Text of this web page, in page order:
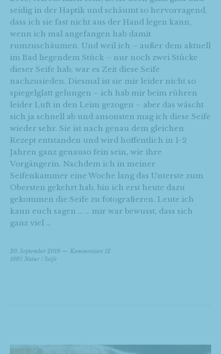
seidig in der Haptik und schäumt so hervorragend,
dass ich sie fast nicht aus der Hand legen kann,
wenn ich mal angefangen hab damit
rumzuschäumen. Und weil ich – außer dem aktuell
im Bad liegendem Stück – nur noch zwei Stücke
dieser Seife hab, war es Zeit diese Seife
nachzusieden. Diesmal ist sie mir leider nicht so
spiegelglatt gelungen – ich hab mir beim rühren
leider Luft in den Leim gezogen – aber das wäscht
sich ja schnell ab und ansonsten mag ich diese Seife
wieder sehr. Sie ist nach genau dem gleichen
Rezept entstanden und wird hoffentlich in 1-2
Jahren ganz genauso fein sein, wie ihre
Vorgängerin. Nachdem ich in meiner
Seifenkammer eine Woche lang das Unterste zum
Obersten gekehrt hab, bin ich erst heute dazu
gekommen die Seife zu fotografieren. Leute ich
kann euch sagen … … mir war bewusst, dass sich
ganz viel …
20. September 2018
Kommentare 12
100% Natur /Seife